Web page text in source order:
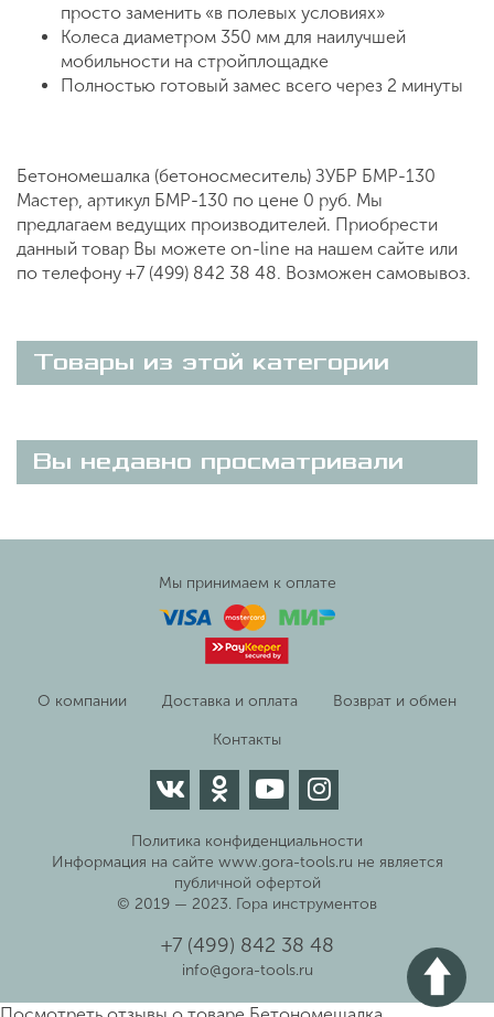
просто заменить «в полевых условиях»
Колеса диаметром 350 мм для наилучшей
мобильности на стройплощадке
Полностью готовый замес всего через 2 минуты
Бетономешалка (бетоносмеситель) ЗУБР БМР-130
Мастер, артикул БМР-130 по цене 0 руб. Мы
предлагаем ведущих производителей. Приобрести
данный товар Вы можете on-line на нашем сайте или
по телефону +7 (499) 842 38 48. Возможен самовывоз.
Товары из этой категории
Вы недавно просматривали
Мы принимаем к оплате
О компании Доставка и оплата Возврат и обмен
Контакты
Политика конфиденциальности
Информация на сайте www.gora-tools.ru не является
публичной офертой
© 2019 — 2023. Гора инструментов
+7 (499) 842 38 48
info@gora-tools.ru